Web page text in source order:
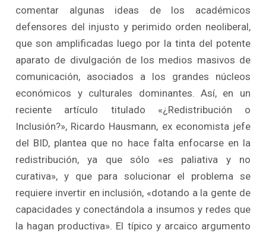
comentar algunas ideas de los académicos
defensores del injusto y perimido orden neoliberal,
que son amplificadas luego por la tinta del potente
aparato de divulgación de los medios masivos de
comunicación, asociados a los grandes núcleos
económicos y culturales dominantes. Así, en un
reciente artículo titulado «¿Redistribución o
Inclusión?», Ricardo Hausmann, ex economista jefe
del BID, plantea que no hace falta enfocarse en la
redistribución, ya que sólo «es paliativa y no
curativa», y que para solucionar el problema se
requiere invertir en inclusión, «dotando a la gente de
capacidades y conectándola a insumos y redes que
la hagan productiva». El típico y arcaico argumento